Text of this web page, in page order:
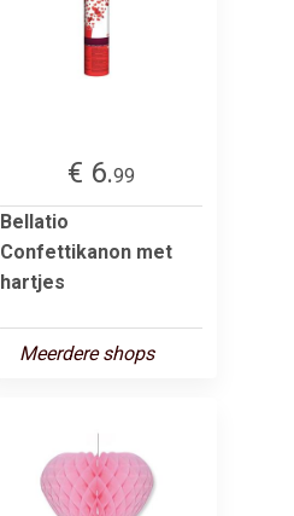
€ 6.99
Bellatio
Confettikanon met
hartjes
Meerdere shops